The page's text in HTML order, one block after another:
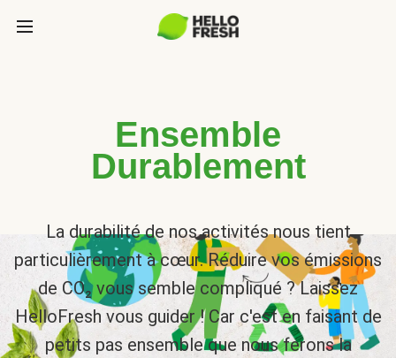
Ensemble
Durablement
La durabilité de nos activités nous tient
particulièrement à cœur. Réduire vos émissions
de CO₂ vous semble compliqué ? Laissez
HelloFresh vous guider ! Car c'est en faisant de
petits pas ensemble que nous ferons la